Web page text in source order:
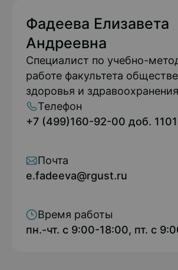
Фадеева Елизавета
Андреевна
Специалист по учебно-
работе факультета
здоровья и здравоохранения
Телефон
+7 (499)160-92-00 доб. 1101
Почта
e.fadeeva@rgust.ru
Время работы
пн.-чт. с 9:00-18:00, пт. с